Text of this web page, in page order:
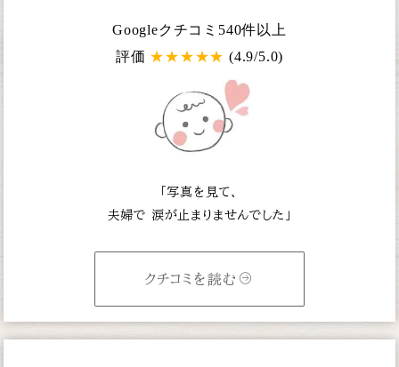
Googleクチコミ540件以上
評価 ★★★★★(4.9/5.0)
「写真を見て、
夫婦で 涙が止まりませんでした」
クチコミを読む